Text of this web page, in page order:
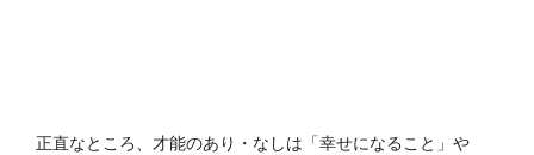
正直なところ、才能のあり・なしは「幸せになること」や